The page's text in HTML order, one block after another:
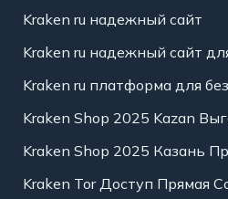
Kraken ru надежный сайт
Kraken ru надежный сайт
Kraken ru платформа для
Kraken Shop 2025 Kazan
Kraken Shop 2025 Казань
Kraken Tor Доступ Прямая